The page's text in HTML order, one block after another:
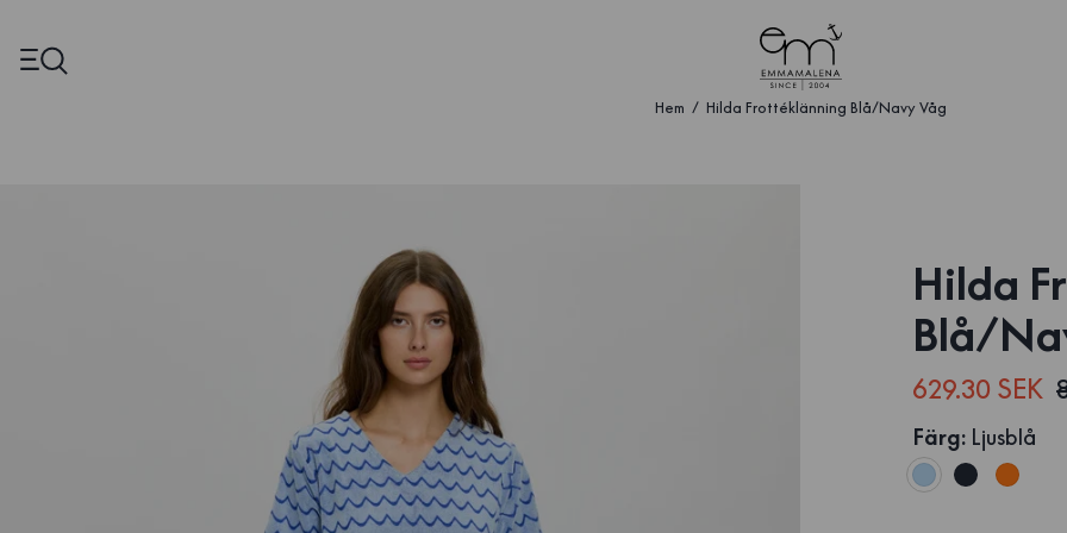
Hem Hilda Frottéklänning Blå/Navy Våg
Hilda
Blå/
629.30 SEK
Färg: Ljusblå